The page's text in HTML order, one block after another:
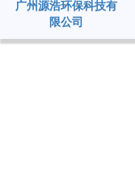
广州源浩环保科技有
限公司